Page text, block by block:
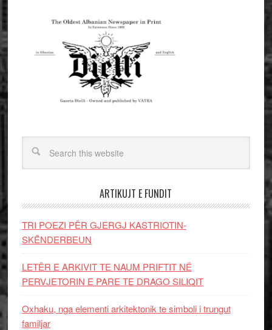
ARTIKUJT E FUNDIT
TRI POEZI PËR GJERGJ KASTRIOTIN-
SKËNDERBEUN
LETËR E ARKIVIT TE NAUM PRIFTIT NË
PERVJETORIN E PARE TE DRAGO SILIQIT
Oxhaku, nga elementi arkitektonik te simboli i trungut
familjar